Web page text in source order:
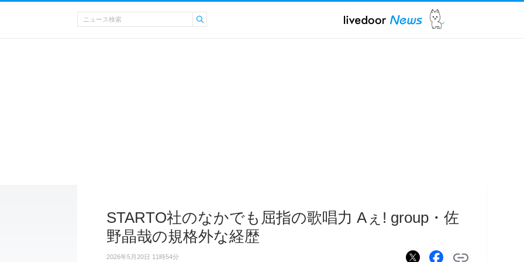
STARTO社のなかでも屈指の歌唱力 Aぇ! group・佐
野晶哉の規格外な経歴
2026年5月20日 11時54分